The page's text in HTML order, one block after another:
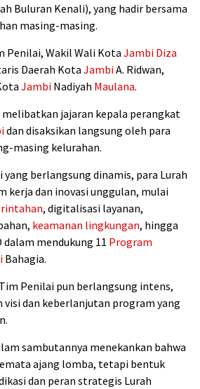
Buluran Kenali), yang hadir bersama
masing-masing.
Penilai, Wakil Wali Kota Jambi Diza
Daerah Kota JambiA. Ridwan,
Jambi Nadiyah Maulana.
melibatkan jajaran kepala perangkat
dan disaksikan langsung oleh para
masing kelurahan.
yang berlangsung dinamis, para Lurah
kerja dan inovasi unggulan, mulai
, digitalisasi layanan,
keamanan lingkungan, hingga
dalam mendukung 11 Program
Bahagia.
Penilai pun berlangsung intens,
dan keberlanjutan program yang
sambutannya menekankan bahwa
ajang lomba, tetapi bentuk
dan peran strategis Lurah